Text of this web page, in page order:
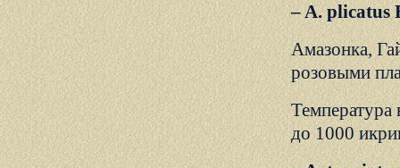
– A. plicatus
Амазонка,
розовыми
до 1000